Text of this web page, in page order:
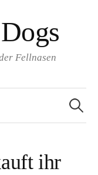
Fellnasen
nach:
ihr